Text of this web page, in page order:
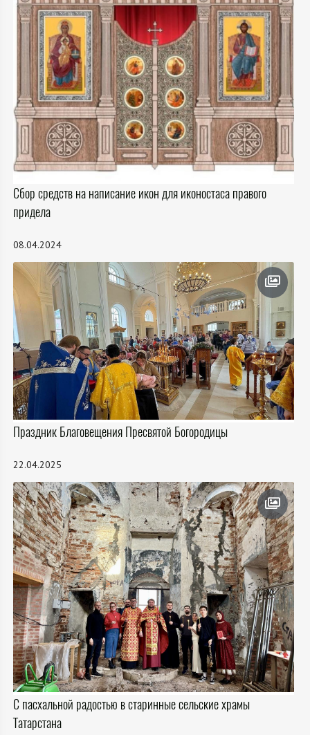
Сбор средств на написание икон для иконостаса правого
придела
08.04.2024
Праздник Благовещения Пресвятой Богородицы
22.04.2025
С пасхальной радостью в старинные сельские храмы
Татарстана